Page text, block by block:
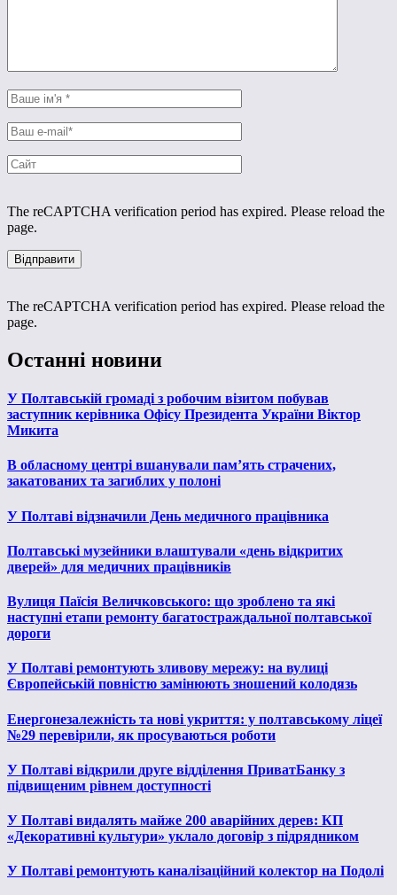
The reCAPTCHA verification period has expired. Please reload the
page.
The reCAPTCHA verification period has expired. Please reload the
page.
Останні новини
У Полтавській громаді з робочим візитом побував
заступник керівника Офісу Президента України Віктор
Микита
В обласному центрі вшанували пам’ять страчених,
закатованих та загиблих у полоні
У Полтаві відзначили День медичного працівника
Полтавські музейники влаштували «день відкритих
дверей» для медичних працівників
Вулиця Паїсія Величковського: що зроблено та які
наступні етапи ремонту багатостраждальної полтавської
дороги
У Полтаві ремонтують зливову мережу: на вулиці
Європейській повністю замінюють зношений колодязь
Енергонезалежність та нові укриття: у полтавському ліцеї
№29 перевірили, як просуваються роботи
У Полтаві відкрили друге відділення ПриватБанку з
підвищеним рівнем доступності
У Полтаві видалять майже 200 аварійних дерев: КП
«Декоративні культури» уклало договір з підрядником
У Полтаві ремонтують каналізаційний колектор на Подолі